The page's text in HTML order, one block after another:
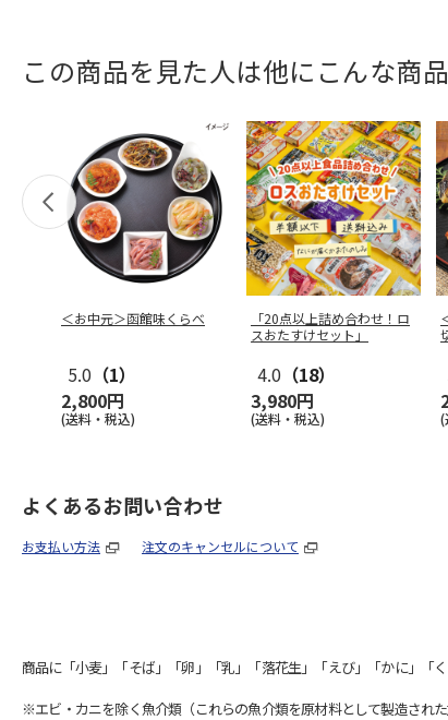
この商品を見た人は他にこんな商
＜お中元＞函館味くらべ
5.0 （1）
2,800円
(送料・税込)
「20点以上詰め合わせ！ロ
スおたすけセット」
4.0 （18）
3,980円
(送料・税込) (
よくあるお問い合わせ
お支払い方法 注文のキャンセルについて
商品に「小麦」「そば」「卵」「乳」「落花生」「えび」「かに」「
※エビ・カニを除く魚介類（これらの魚介類を原材料として製造され